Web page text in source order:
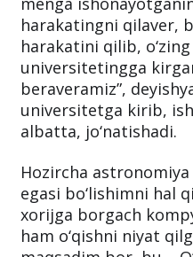
harakatingni qilaver,
harakatini qilib,
universitetingga
beraveramiz”,
universitetga kirib,
albatta, jo‘natishadi.
Hozircha astronomiya
egasi bo‘lishimni hal
xorijga borgach
ham o‘qishni niyat